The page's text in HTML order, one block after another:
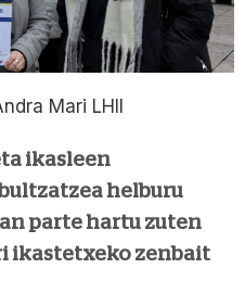
Mari LHII
ikasleen
helburu
parte hartu zuten
ikastetxeko zenbait